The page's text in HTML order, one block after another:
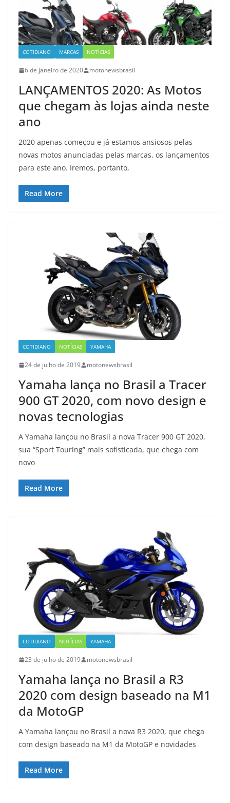
COTIDIANO MARCAS NOTÍCIAS
6 de janeiro de 2020 motonewsbrasil
LANÇAMENTOS 2020: As Motos
que chegam às lojas ainda neste
ano
2020 apenas começou e já estamos ansiosos pelas
novas motos anunciadas pelas marcas, os lançamentos
para este ano. Iremos, portanto,
Read More
COTIDIANO NOTÍCIAS YAMAHA
24 de julho de 2019 motonewsbrasil
Yamaha lança no Brasil a Tracer
900 GT 2020, com novo design e
novas tecnologias
A Yamaha lançou no Brasil a nova Tracer 900 GT 2020,
sua “Sport Touring” mais sofisticada, que chega com
novo
Read More
COTIDIANO NOTÍCIAS YAMAHA
23 de julho de 2019 motonewsbrasil
Yamaha lança no Brasil a R3
2020 com design baseado na M1
da MotoGP
A Yamaha lançou no Brasil a nova R3 2020, que chega
com design baseado na M1 da MotoGP e novidades
Read More